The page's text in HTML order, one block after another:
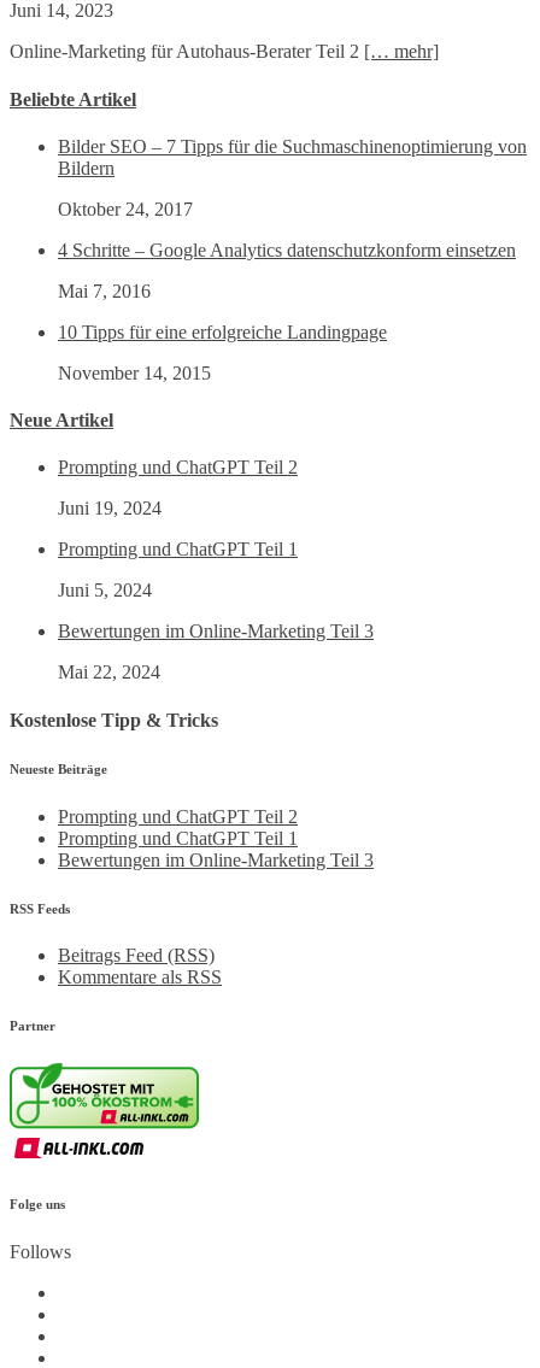
Juni 14, 2023
Online-Marketing für Autohaus-Berater Teil 2 [… mehr]
Beliebte Artikel
Bilder SEO – 7 Tipps für die Suchmaschinenoptimierung von
Bildern
Oktober 24, 2017
4 Schritte – Google Analytics datenschutzkonform einsetzen
Mai 7, 2016
10 Tipps für eine erfolgreiche Landingpage
November 14, 2015
Neue Artikel
Prompting und ChatGPT Teil 2
Juni 19, 2024
Prompting und ChatGPT Teil 1
Juni 5, 2024
Bewertungen im Online-Marketing Teil 3
Mai 22, 2024
Kostenlose Tipp & Tricks
Neueste Beiträge
Prompting und ChatGPT Teil 2
Prompting und ChatGPT Teil 1
Bewertungen im Online-Marketing Teil 3
RSS Feeds
Beitrags Feed (RSS)
Kommentare als RSS
Partner
Folge uns
Follows